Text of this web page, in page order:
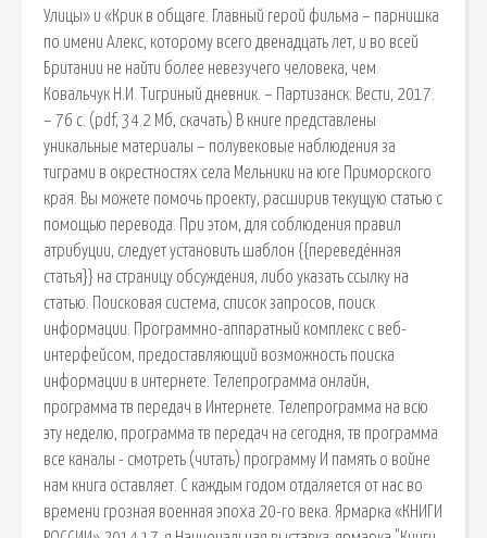
Улицы» и «Крик в общаге. Главный герой фильма – парнишка
по имени Алекс, которому всего двенадцать лет, и во всей
Британии не найти более невезучего человека, чем.
Ковальчук Н.И. Тигриный дневник. – Партизанск: Вести, 2017.
– 76 с. (pdf, 34.2 Мб, скачать) В книге представлены
уникальные материалы – полувековые наблюдения за
тиграми в окрестностях села Мельники на юге Приморского
края. Вы можете помочь проекту, расширив текущую статью с
помощью перевода. При этом, для соблюдения правил
атрибуции, следует установить шаблон {{переведённая
статья}} на страницу обсуждения, либо указать ссылку на
статью. Поисковая сиcтема, список запросов, поиск
информации. Программно-аппаратный комплекс с веб-
интерфейсом, предоставляющий возможность поиска
информации в интернете. Телепрограмма онлайн,
программа тв передач в Интернете. Телепрограмма на всю
эту неделю, программа тв передач на сегодня, тв программа
все каналы - смотреть (читать) программу И память о войне
нам книга оставляет. С каждым годом отдаляется от нас во
времени грозная военная эпоха 20-го века. Ярмарка «КНИГИ